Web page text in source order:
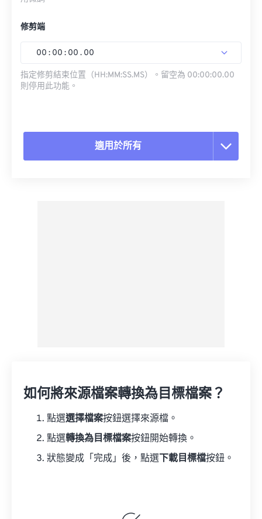
修剪端
00 : 00 : 00 . 00
指定修剪結束位置（HH:MM:SS.MS）。留空為 00:00:00.00
則停用此功能。
適用於所有
如何將來源檔案轉換為目標檔案？
點選選擇檔案按鈕選擇來源檔。
點選轉換為目標檔案按鈕開始轉換。
狀態變成「完成」後，點選 下載目標檔按鈕。